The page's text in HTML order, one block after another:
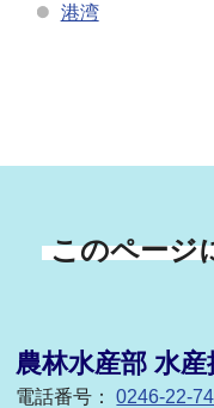
港湾
このページ
農林水産部 水
電話番号：0246-22-